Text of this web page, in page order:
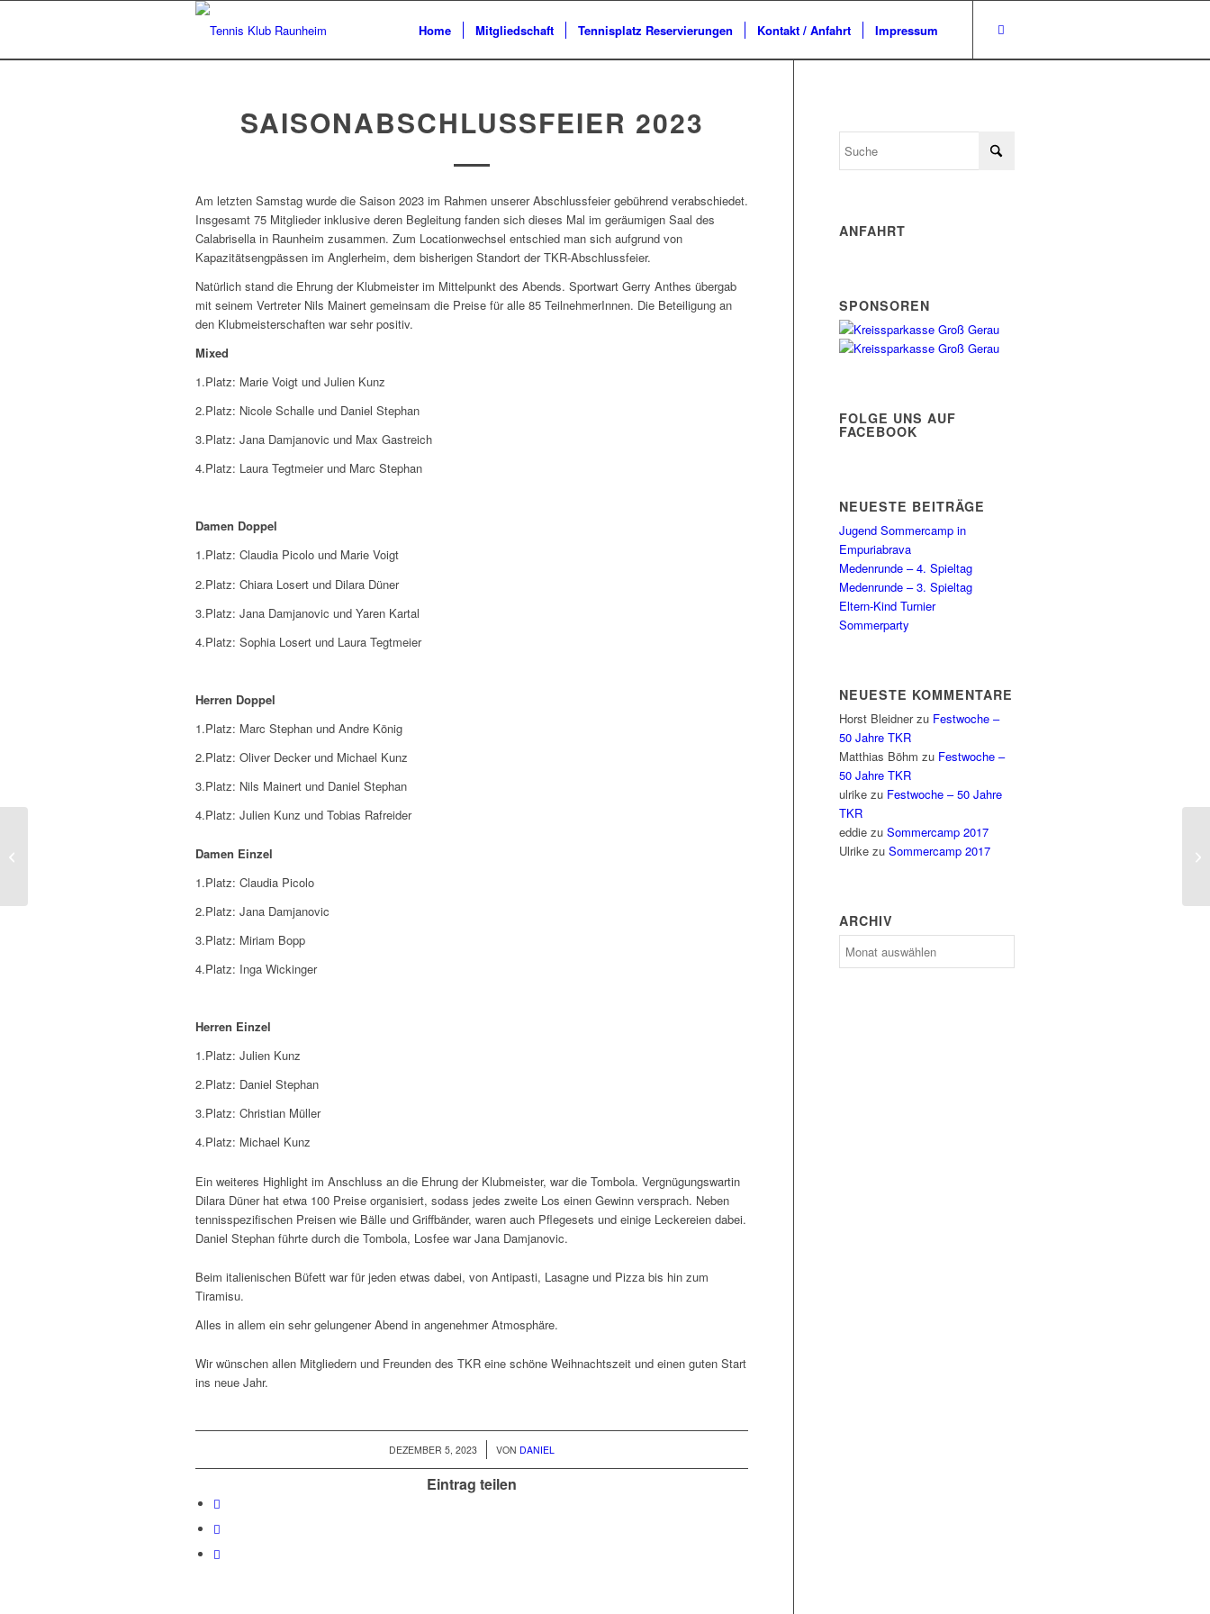
Home Mitgliedschaft Tennisplatz Reservierungen Kontakt / Anfahrt Impressum
SAISONABSCHLUSSFEIER 2023
Am letzten Samstag wurde die Saison 2023 im Rahmen unserer Abschlussfeier gebührend verabschiedet.
Insgesamt 75 Mitglieder inklusive deren Begleitung fanden sich dieses Mal im geräumigen Saal des
Calabrisella in Raunheim zusammen. Zum Locationwechsel entschied man sich aufgrund von
Kapazitätsengpässen im Anglerheim, dem bisherigen Standort der TKR-Abschlussfeier.
Natürlich stand die Ehrung der Klubmeister im Mittelpunkt des Abends. Sportwart Gerry Anthes übergab
mit seinem Vertreter Nils Mainert gemeinsam die Preise für alle 85 TeilnehmerInnen. Die Beteiligung an
den Klubmeisterschaften war sehr positiv.
Mixed
1.Platz: Marie Voigt und Julien Kunz
2.Platz: Nicole Schalle und Daniel Stephan
3.Platz: Jana Damjanovic und Max Gastreich
4.Platz: Laura Tegtmeier und Marc Stephan
Damen Doppel
1.Platz: Claudia Picolo und Marie Voigt
2.Platz: Chiara Losert und Dilara Düner
3.Platz: Jana Damjanovic und Yaren Kartal
4.Platz: Sophia Losert und Laura Tegtmeier
Herren Doppel
1.Platz: Marc Stephan und Andre König
2.Platz: Oliver Decker und Michael Kunz
3.Platz: Nils Mainert und Daniel Stephan
4.Platz: Julien Kunz und Tobias Rafreider
Damen Einzel
1.Platz: Claudia Picolo
2.Platz: Jana Damjanovic
3.Platz: Miriam Bopp
4.Platz: Inga Wickinger
Herren Einzel
1.Platz: Julien Kunz
2.Platz: Daniel Stephan
3.Platz: Christian Müller
4.Platz: Michael Kunz
Ein weiteres Highlight im Anschluss an die Ehrung der Klubmeister, war die Tombola. Vergnügungswartin
Dilara Düner hat etwa 100 Preise organisiert, sodass jedes zweite Los einen Gewinn versprach. Neben
tennisspezifischen Preisen wie Bälle und Griffbänder, waren auch Pflegesets und einige Leckereien dabei.
Daniel Stephan führte durch die Tombola, Losfee war Jana Damjanovic.
Beim italienischen Büfett war für jeden etwas dabei, von Antipasti, Lasagne und Pizza bis hin zum
Tiramisu.
Alles in allem ein sehr gelungener Abend in angenehmer Atmosphäre.
Wir wünschen allen Mitgliedern und Freunden des TKR eine schöne Weihnachtszeit und einen guten Start
ins neue Jahr.
DEZEMBER 5, 2023
/ VON DANIEL
Eintrag teilen
ANFAHRT
SPONSOREN
FOLGE UNS AUF
FACEBOOK
NEUESTE BEITRÄGE
Jugend Sommercamp in
Empuriabrava
Medenrunde – 4. Spieltag
Medenrunde – 3. Spieltag
Eltern-Kind Turnier
Sommerparty
NEUESTE KOMMENTARE
Horst Bleidnerzu Festwoche –
50 Jahre TKR
Matthias Böhm zu Festwoche –
50 Jahre TKR
ulrike zu Festwoche – 50 Jahre
TKR
eddie zuSommercamp 2017
Ulrike zuSommercamp 2017
ARCHIV